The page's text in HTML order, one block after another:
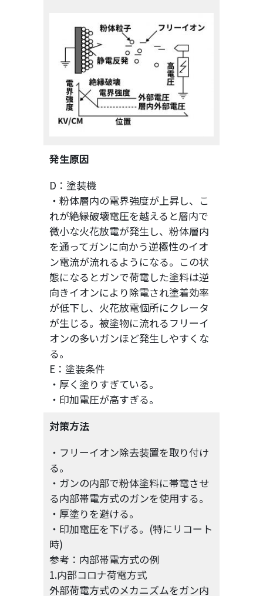
発生原因
D：塗装機
・粉体層内の電界強度が上昇し、こ
れが絶縁破壊電圧を越えると層内で
微小な火花放電が発生し、粉体層内
を通ってガンに向かう逆極性のイオ
ン電流が流れるようになる。この状
態になるとガンで荷電した塗料は逆
向きイオンにより除電され塗着効率
が低下し、火花放電個所にクレータ
が生じる。被塗物に流れるフリーイ
オンの多いガンほど発生しやすくな
る。
E：塗装条件
・厚く塗りすぎている。
・印加電圧が高すぎる。
対策方法
・フリーイオン除去装置を取り付け
る。
・ガンの内部で粉体塗料に帯電させ
る内部帯電方式のガンを使用する。
・厚塗りを避ける。
・印加電圧を下げる。(特にリコート
時)
参考：内部帯電方式の例
1.内部コロナ荷電方式
外部荷電方式のメカニズムをガン内